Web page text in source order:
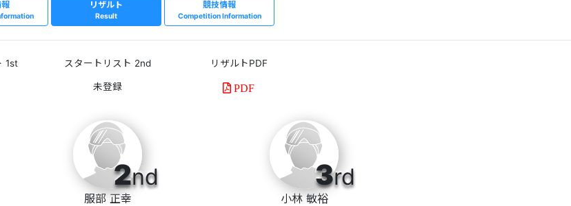
リザルト
Result
競技情報
Competition Information
1st スタートリスト 2nd リザルトPDF
PDF
2nd
服部 正幸
3rd
小林 敏裕